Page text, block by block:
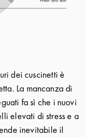
dei cuscinetti è
La mancanza di
fa sì che i nuovi
elevati di stress e a
inevitabile il